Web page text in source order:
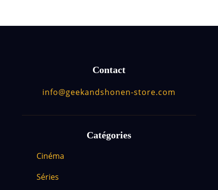
Contact
info@geekandshonen-store.com
Catégories
Cinéma
Séries